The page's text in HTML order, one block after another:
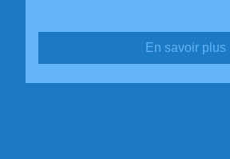
En savoir plus